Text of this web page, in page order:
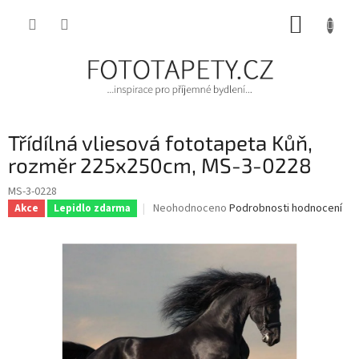
Třídílná vliesová fototapeta Kůň,
rozměr 225x250cm, MS-3-0228
MS-3-0228
Akce Lepidlo zdarma
Průměrné
hvězdiček.
Neohodnoceno Podrobnosti hodnocení